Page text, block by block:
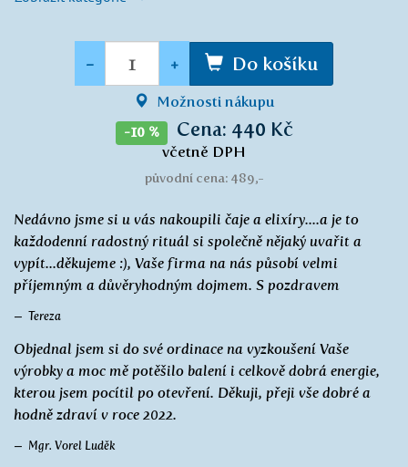
- + Do košíku
Možnosti nákupu
-10 % Cena: 440 Kč
včetně DPH
původní cena: 489,-
Nedávno jsme si u vás nakoupili čaje a elixíry....a je to
každodenní radostný rituál si společně nějaký uvařit a
vypít...děkujeme :), Vaše firma na nás působí velmi
příjemným a důvěryhodným dojmem. S pozdravem
Tereza
Objednal jsem si do své ordinace na vyzkoušení Vaše
výrobky a moc mě potěšilo balení i celkově dobrá energie,
kterou jsem pocítil po otevření. Děkuji, přeji vše dobré a
hodně zdraví v roce 2022.
Mgr. Vorel Luděk